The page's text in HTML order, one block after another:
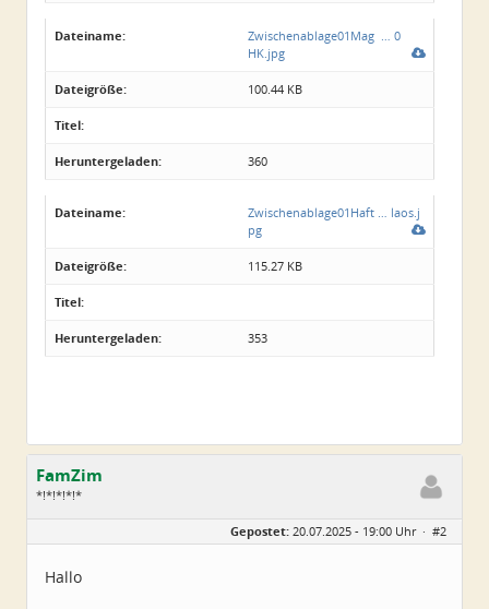
Dateiname:
Zwischenablage01Mag … 0
HK.jpg
Dateigröße: 100.44 KB
Titel:
Heruntergeladen: 360
Dateiname:
Zwischenablage01Haft … laos.j
pg
Dateigröße: 115.27 KB
Titel:
Heruntergeladen: 353
FamZim
*!*!*!*!*
Beiträge:
2350
Gepostet: 20.07.2025 - 19:00 Uhr · #2
Hallo